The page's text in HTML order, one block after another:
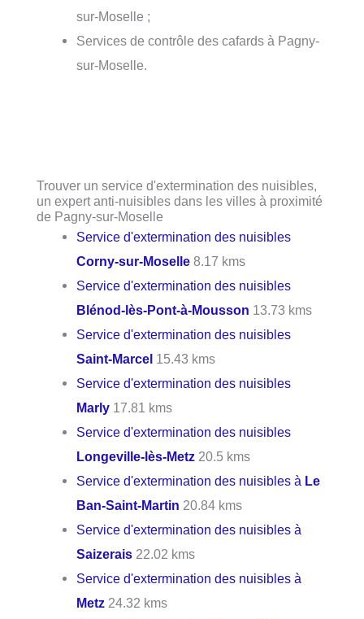
sur-Moselle ;
Services de contrôle des cafards à Pagny-
sur-Moselle.
Trouver un service d'extermination des nuisibles,
un expert anti-nuisibles dans les villes à proximité
de Pagny-sur-Moselle
Service d'extermination des nuisibles
Corny-sur-Moselle 8.17 kms
Service d'extermination des nuisibles
Blénod-lès-Pont-à-Mousson 13.73 kms
Service d'extermination des nuisibles
Saint-Marcel 15.43 kms
Service d'extermination des nuisibles
Marly 17.81 kms
Service d'extermination des nuisibles
Longeville-lès-Metz 20.5 kms
Service d'extermination des nuisibles à Le
Ban-Saint-Martin 20.84 kms
Service d'extermination des nuisibles à
Saizerais 22.02 kms
Service d'extermination des nuisibles à
Metz 24.32 kms